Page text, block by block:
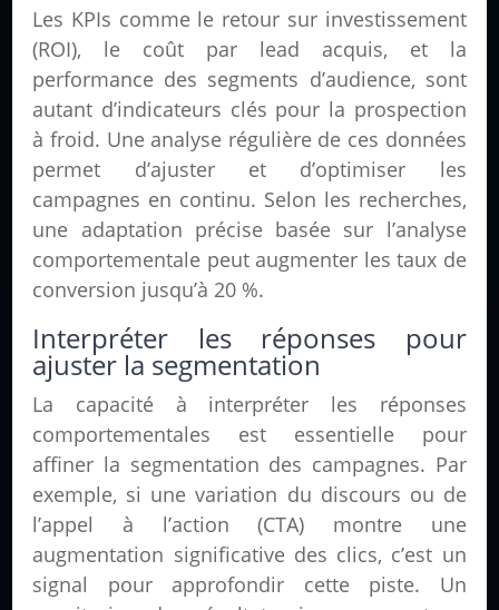
Les KPIs comme le retour sur investissement
(ROI), le coût par lead acquis, et la
performance des segments d’audience, sont
autant d’indicateurs clés pour la prospection
à froid. Une analyse régulière de ces données
permet d’ajuster et d’optimiser les
campagnes en continu. Selon les recherches,
une adaptation précise basée sur l’analyse
comportementale peut augmenter les taux de
conversion jusqu’à 20 %.
Interpréter les réponses pour
ajuster la segmentation
La capacité à interpréter les réponses
comportementales est essentielle pour
affiner la segmentation des campagnes. Par
exemple, si une variation du discours ou de
l’appel à l’action (CTA) montre une
augmentation significative des clics, c’est un
signal pour approfondir cette piste. Un